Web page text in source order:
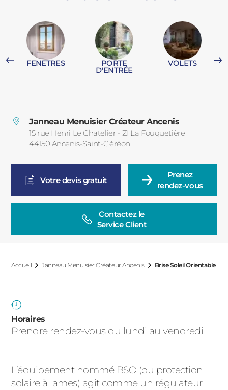
FENETRES PORTE
D'ENTRÉE
VOLETS
Janneau Menuisier Créateur Ancenis
15 rue Henri Le Chatelier - ZI La Fouquetière
44150 Ancenis-Saint-Géréon
Votre devis gratuit
Prenez
rendez-vous
Contactez le
Service Client
Accueil Janneau Menuisier Créateur Ancenis Brise Soleil Orientable
Horaires
Prendre rendez-vous du lundi au vendredi
L’équipement nommé BSO (ou protection
solaire à lames) agit comme un régulateur
PVC
ACIER
CARPORTS
CLÔTURES